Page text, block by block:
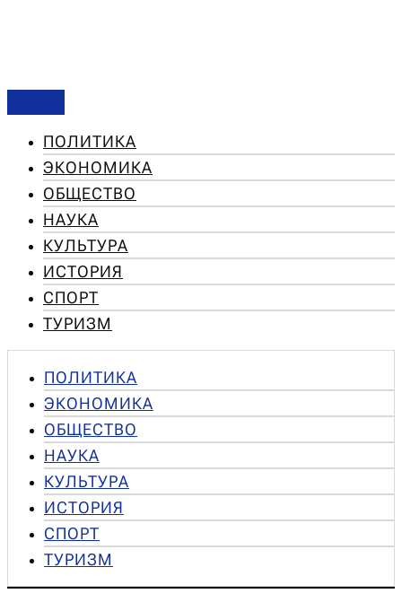
ПОЛИТИКА
ЭКОНОМИКА
ОБЩЕСТВО
НАУКА
КУЛЬТУРА
ИСТОРИЯ
СПОРТ
ТУРИЗМ
ПОЛИТИКА
ЭКОНОМИКА
ОБЩЕСТВО
НАУКА
КУЛЬТУРА
ИСТОРИЯ
СПОРТ
ТУРИЗМ